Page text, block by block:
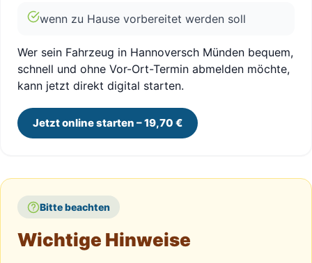
wenn zu Hause vorbereitet werden soll
Wer sein Fahrzeug in Hannoversch Münden bequem,
schnell und ohne Vor-Ort-Termin abmelden möchte,
kann jetzt direkt digital starten.
Jetzt online starten – 19,70 €
Bitte beachten
Wichtige Hinweise